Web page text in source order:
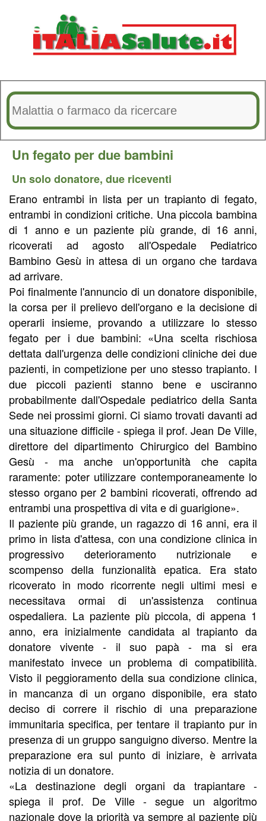
Un fegato per due bambini
Un solo donatore, due riceventi
Erano entrambi in lista per un trapianto di fegato,
entrambi in condizioni critiche. Una piccola bambina
di 1 anno e un paziente più grande, di 16 anni,
ricoverati ad agosto all'Ospedale Pediatrico
Bambino Gesù in attesa di un organo che tardava
ad arrivare.
Poi finalmente l'annuncio di un donatore disponibile,
la corsa per il prelievo dell'organo e la decisione di
operarli insieme, provando a utilizzare lo stesso
fegato per i due bambini: «Una scelta rischiosa
dettata dall'urgenza delle condizioni cliniche dei due
pazienti, in competizione per uno stesso trapianto. I
due piccoli pazienti stanno bene e usciranno
probabilmente dall'Ospedale pediatrico della Santa
Sede nei prossimi giorni. Ci siamo trovati davanti ad
una situazione difficile - spiega il prof. Jean De Ville,
direttore del dipartimento Chirurgico del Bambino
Gesù - ma anche un'opportunità che capita
raramente: poter utilizzare contemporaneamente lo
stesso organo per 2 bambini ricoverati, offrendo ad
entrambi una prospettiva di vita e di guarigione».
Il paziente più grande, un ragazzo di 16 anni, era il
primo in lista d'attesa, con una condizione clinica in
progressivo deterioramento nutrizionale e
scompenso della funzionalità epatica. Era stato
ricoverato in modo ricorrente negli ultimi mesi e
necessitava ormai di un'assistenza continua
ospedaliera. La paziente più piccola, di appena 1
anno, era inizialmente candidata al trapianto da
donatore vivente - il suo papà - ma si era
manifestato invece un problema di compatibilità.
Visto il peggioramento della sua condizione clinica,
in mancanza di un organo disponibile, era stato
deciso di correre il rischio di una preparazione
immunitaria specifica, per tentare il trapianto pur in
presenza di un gruppo sanguigno diverso. Mentre la
preparazione era sul punto di iniziare, è arrivata
notizia di un donatore.
«La destinazione degli organi da trapiantare -
spiega il prof. De Ville - segue un algoritmo
nazionale dove la priorità va sempre al paziente più